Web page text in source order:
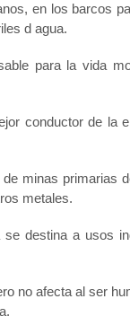
en los barcos
d agua.
para la vida
conductor de la
minas primarias
metales.
destina a usos
no afecta al ser